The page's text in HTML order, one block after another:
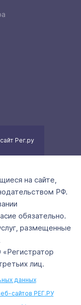
Рег.ру
на сайте,
РФ.
обязательно.
размещенные
лиц.
данных
сайтов РЕГ.РУ